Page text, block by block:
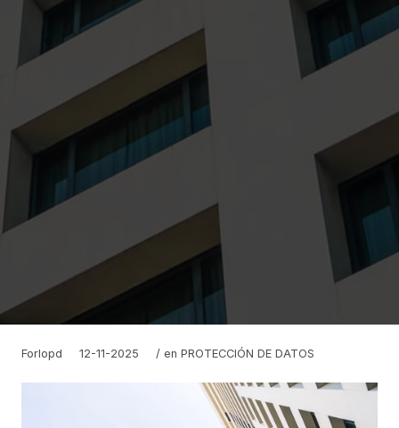
Forlopd 12-11-2025 / enPROTECCIÓN DE DATOS